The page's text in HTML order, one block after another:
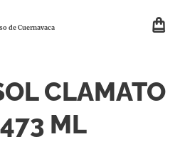
de Cuernavaca
CLAMATO
ML